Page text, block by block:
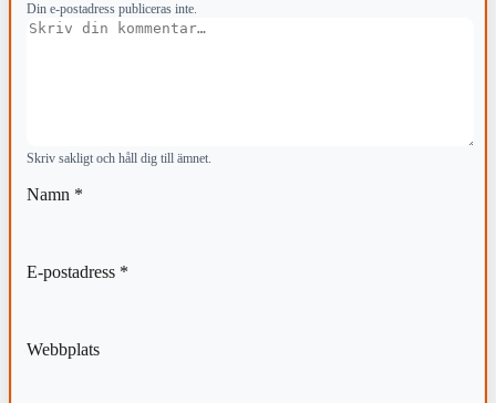
Din e-postadress publiceras inte.
Kommentar
Skriv sakligt och håll dig till ämnet.
Namn *
E-postadress *
Webbplats